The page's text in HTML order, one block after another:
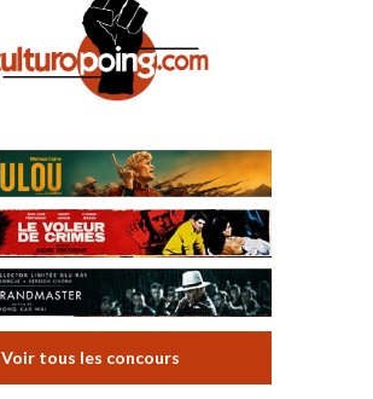
Voir tous les concours